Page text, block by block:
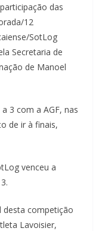
das
12
SotLog
Secretaria de
de Manoel
3 com a AGF, nas
de ir à finais,
venceu a
desta competição
Lavoisier,